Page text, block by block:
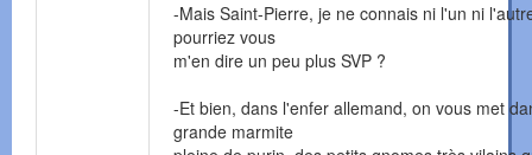
-Mais Saint-Pierre, je ne connais ni l'un ni
pourriez vous
m'en dire un peu plus SVP ?
-Et bien, dans l'enfer allemand, on vous met
grande marmite